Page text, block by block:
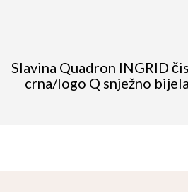
Slavina Quadron INGRID
crna/logo Q snježno bijela